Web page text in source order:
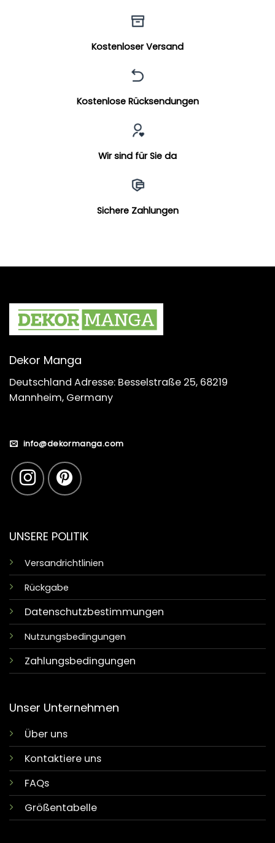
Kostenloser Versand
Kostenlose Rücksendungen
Wir sind für Sie da
Sichere Zahlungen
Dekor Manga
Deutschland Adresse: Besselstraße 25, 68219
Mannheim, Germany
info@dekormanga.com
UNSERE POLITIK
Versandrichtlinien
Rückgabe
Datenschutzbestimmungen
Nutzungsbedingungen
Zahlungsbedingungen
Unser Unternehmen
Über uns
Kontaktiere uns
FAQs
Größentabelle